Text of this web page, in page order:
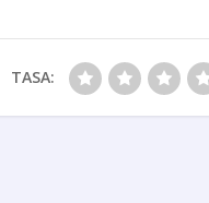
TASA: